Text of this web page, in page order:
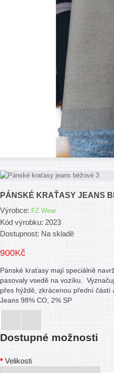
PÁNSKÉ KRAŤASY JEANS
Výrobce: FZ Wear
Kód výrobku: 2023
Dostupnost: Na skladě
900Kč
Pánské kraťasy mají speciálně
pasovaly vsedě na vozíku.
přes hýždě, zkrácenou přední částí
Jeans 98% CO, 2% SP
Dostupné možnosti
Velikosti